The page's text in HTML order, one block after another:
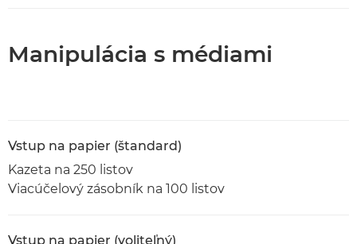
Manipulácia s médiami
Vstup na papier (štandard)
Kazeta na 250 listov
Viacúčelový zásobník na 100 listov
Vstup na papier (voliteľný)